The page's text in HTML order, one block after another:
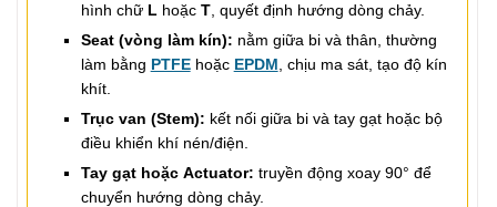
hình chữ L hoặc T, quyết định hướng dòng chảy.
Seat (vòng làm kín): nằm giữa bi và thân, thường
làm bằng PTFEhoặc EPDM , chịu ma sát, tạo độ kín
khít.
Trục van (Stem): kết nối giữa bi và tay gạt hoặc bộ
điều khiển khí nén/điện.
Tay gạt hoặc Actuator: truyền động xoay 90° để
chuyển hướng dòng chảy.